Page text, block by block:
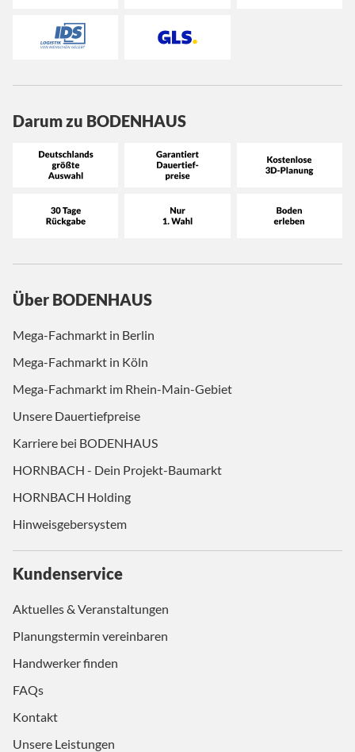
Darum zu BODENHAUS
Über BODENHAUS
Mega-Fachmarkt in Berlin
Mega-Fachmarkt in Köln
Mega-Fachmarkt im Rhein-Main-Gebiet
Unsere Dauertiefpreise
Karriere bei BODENHAUS
HORNBACH - Dein Projekt-Baumarkt
HORNBACH Holding
Hinweisgebersystem
Kundenservice
Aktuelles & Veranstaltungen
Planungstermin vereinbaren
Handwerker finden
FAQs
Kontakt
Unsere Leistungen